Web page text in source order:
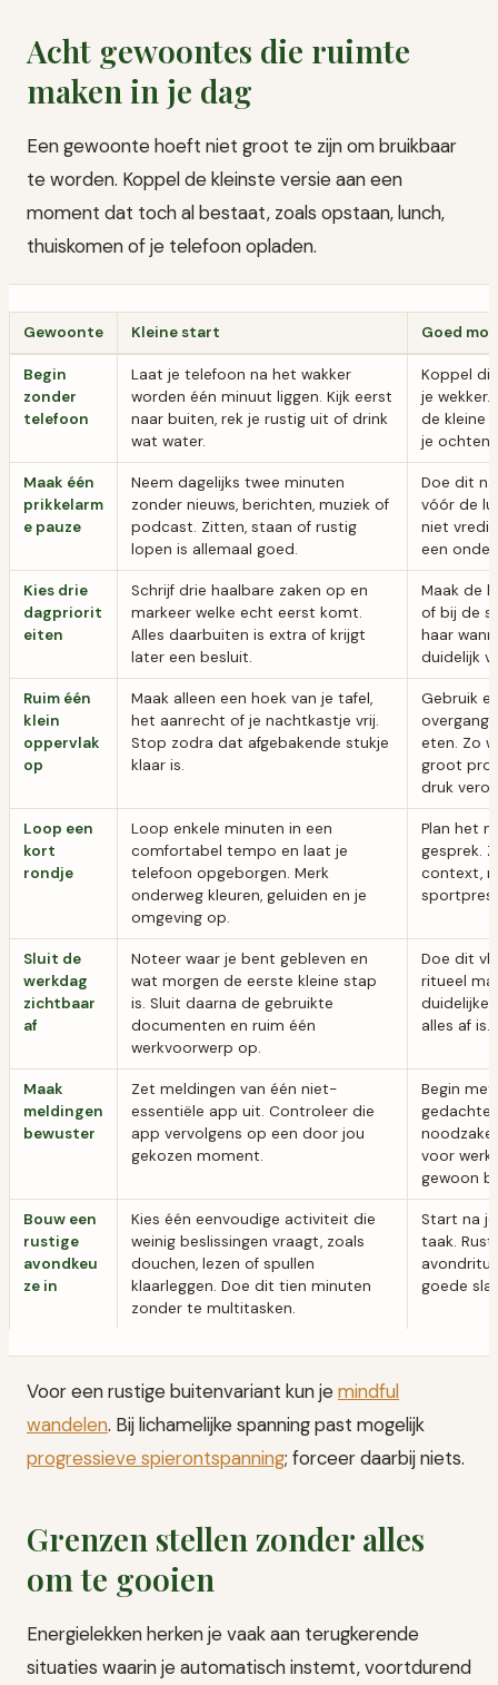
Acht gewoontes die ruimte
maken in je dag
Een gewoonte hoeft niet groot te zijn om bruikbaar
te worden. Koppel de kleinste versie aan een
moment dat toch al bestaat, zoals opstaan, lunch,
thuiskomen of je telefoon opladen.
Gewoonte Kleine start Goed
Begin
zonder
telefoon
Laat je telefoon na het wakker
worden één minuut liggen. Kijk eerst
naar buiten, rek je rustig uit of drink
wat water.
Koppel
je wekker.
de kleine
je
Maak één
prikkelarm
e pauze
Neem dagelijks twee minuten
zonder nieuws, berichten, muziek of
podcast. Zitten, staan of rustig
lopen is allemaal goed.
Doe dit
vóór de
niet
een
Kies drie
dagpriorit
eiten
Schrijf drie haalbare zaken op en
markeer welke echt eerst komt.
Alles daarbuiten is extra of krijgt
later een besluit.
Maak de
of bij de
haar
duidelijk
Ruim één
klein
oppervlak
op
Maak alleen een hoek van je tafel,
het aanrecht of je nachtkastje vrij.
Stop zodra dat afgebakende stukje
klaar is.
Gebruik
eten. Zo
groot
druk
Loop een
kort
rondje
Loop enkele minuten in een
comfortabel tempo en laat je
telefoon opgeborgen. Merk
onderweg kleuren, geluiden en je
omgeving op.
Plan het
gesprek.
context,
Sluit de
werkdag
zichtbaar
af
Noteer waar je bent gebleven en
wat morgen de eerste kleine stap
is. Sluit daarna de gebruikte
documenten en ruim één
werkvoorwerp op.
Doe dit
ritueel
alles af is.
Maak
meldingen
bewuster
Zet meldingen van één niet-
essentiële app uit. Controleer die
app vervolgens op een door jou
gekozen moment.
Begin
voor
gewoon
Bouw een
rustige
avondkeu
ze in
Kies één eenvoudige activiteit die
weinig beslissingen vraagt, zoals
douchen, lezen of spullen
klaarleggen. Doe dit tien minuten
zonder te multitasken.
Start na
taak.
goede
Voor een rustige buitenvariant kun jemindful
wandelen. Bij lichamelijke spanning past mogelijk
progressieve spierontspanning; forceer daarbij niets.
Grenzen stellen zonder alles
om te gooien
Energielekken herken je vaak aan terugkerende
situaties waarin je automatisch instemt, voortdurend